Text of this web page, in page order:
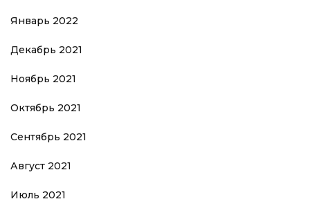
Январь 2022
Декабрь 2021
Ноябрь 2021
Октябрь 2021
Сентябрь 2021
Август 2021
Июль 2021